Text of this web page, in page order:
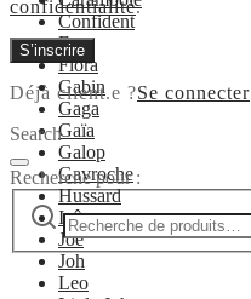
Confident
Ema
Flora
Gabin
Gaga
Gaïa
Galop
Gavroche
Hussard
Icône
Joe
Joh
Leo
confidentialité.
S’inscrire
Déjà client.e ?Se connecter
Search
Recherche pour :